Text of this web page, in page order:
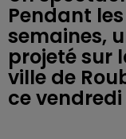
Pendant
semaines,
projeté sur
ville de
ce vendredi